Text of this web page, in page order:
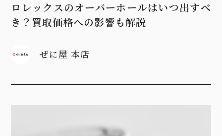
ロレックスのオーバーホールはいつ出すべ
き？買取価格への影響も解説
ぜに屋 本店